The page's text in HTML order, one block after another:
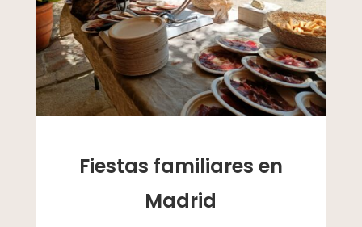
Fiestas familiares en
Madrid